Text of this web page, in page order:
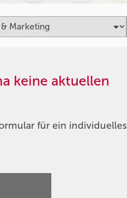
keine aktuellen
für ein individuelles